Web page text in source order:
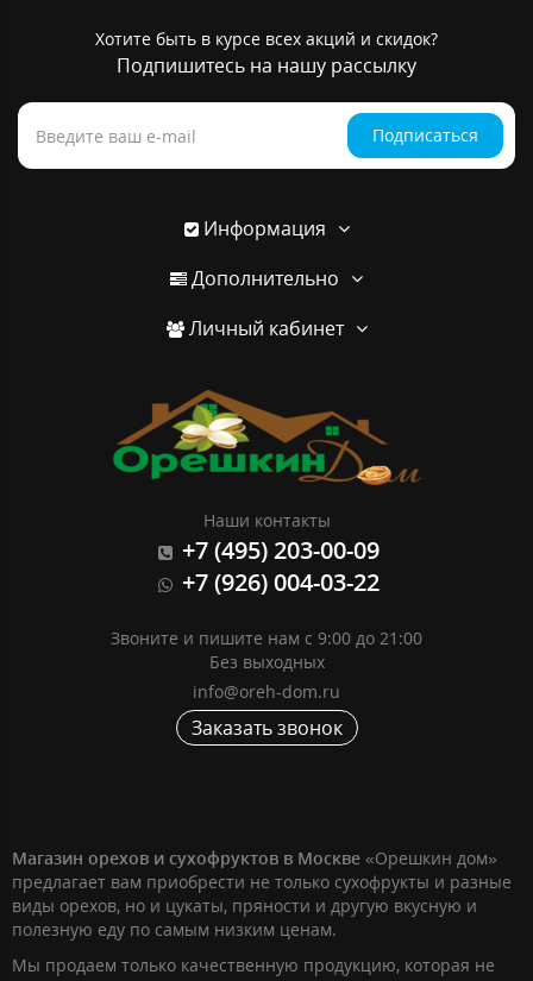
Хотите быть в курсе всех акций и скидок?
Подпишитесь на нашу рассылку
Подписаться
Информация
Дополнительно
Личный кабинет
Наши контакты
+7 (495) 203-00-09
+7 (926) 004-03-22
Звоните и пишите нам с 9:00 до 21:00
Без выходных
info@oreh-dom.ru
Заказать звонок
Магазин орехов и сухофруктов в Москве «Орешкин дом»
предлагает вам приобрести не только сухофрукты и разные
виды орехов, но и цукаты, пряности и другую вкусную и
полезную еду по самым низким ценам.
Мы продаем только качественную продукцию, которая не